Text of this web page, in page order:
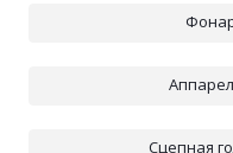
Сцепная